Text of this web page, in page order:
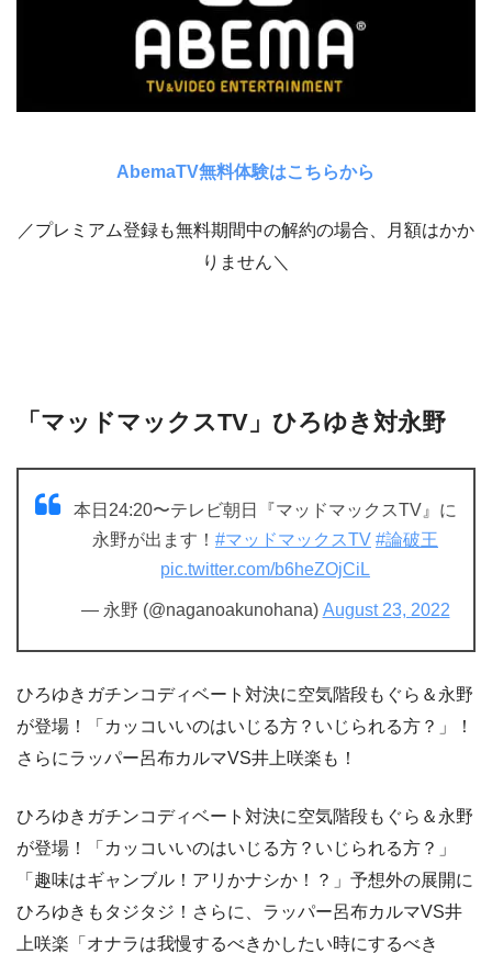
AbemaTV無料体験はこちらから
／プレミアム登録も無料期間中の解約の場合、月額はかか
りません＼
「マッドマックスTV」ひろゆき対永野
本日24:20〜テレビ朝日『マッドマックスTV』に
永野が出ます！ #マッドマックスTV #論破王
pic.twitter.com/b6heZOjCiL
— 永野 (@naganoakunohana) August 23, 2022
ひろゆきガチンコディベート対決に空気階段もぐら＆永野
が登場！「カッコいいのはいじる方？いじられる方？」！
さらにラッパー呂布カルマVS井上咲楽も！
ひろゆきガチンコディベート対決に空気階段もぐら＆永野
が登場！「カッコいいのはいじる方？いじられる方？」
「趣味はギャンブル！アリかナシか！？」予想外の展開に
ひろゆきもタジタジ！さらに、ラッパー呂布カルマVS井
上咲楽「オナラは我慢するべきかしたい時にするべき